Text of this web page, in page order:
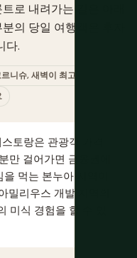
로 내려가는 길은 아래
의 당일 여행객은 후자
다.
니슈, 새벽이 최고
토랑은 관광객 가격
만 걸어가면 금융권에
먹는 본누아 지역이
밀리우스 개발 지역의
미식 경험을 할 수 있